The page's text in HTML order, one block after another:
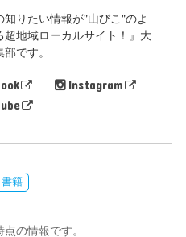
知りたい情報が"山びこ"のよ
超地域ローカルサイト！』大
です。
Instagram
書籍
の情報です。